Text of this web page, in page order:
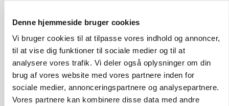
Denne hjemmeside bruger cookies
Vi bruger cookies til at tilpasse vores indhold og annoncer,
til at vise dig funktioner til sociale medier og til at
analysere vores trafik. Vi deler også oplysninger om din
brug af vores website med vores partnere inden for
sociale medier, annonceringspartnere og analysepartnere.
Vores partnere kan kombinere disse data med andre
MARKED